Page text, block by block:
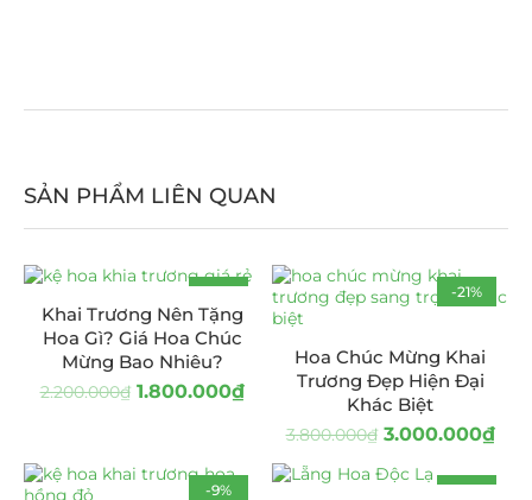
SẢN PHẨM LIÊN QUAN
-18%
Khai Trương Nên Tặng
Hoa Gì? Giá Hoa Chúc
Mừng Bao Nhiêu?
2.200.000₫ 1.800.000₫
-21%
Hoa Chúc Mừng Khai
Trương Đẹp Hiện Đại
Khác Biệt
3.800.000₫ 3.000.000₫
-9%
-21%